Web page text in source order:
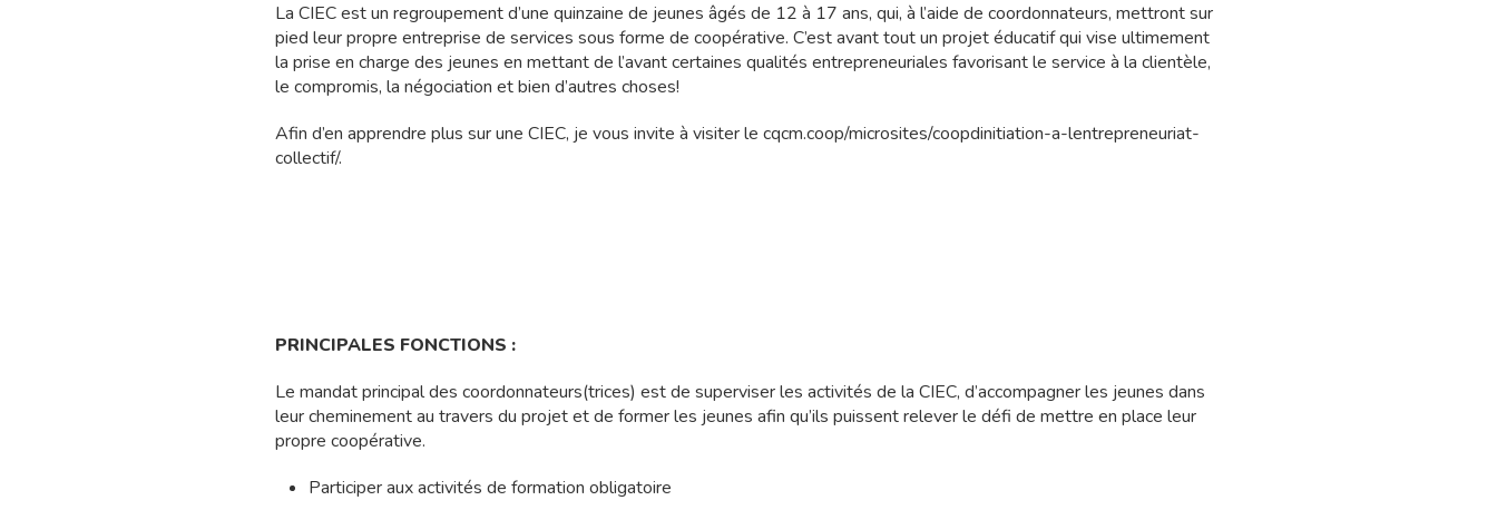
La CIEC est un regroupement d’une quinzaine de jeunes âgés de 12 à 17 ans, qui, à l’aide de coordonnateurs, mettront sur
pied leur propre entreprise de services sous forme de coopérative. C’est avant tout un projet éducatif qui vise ultimement
la prise en charge des jeunes en mettant de l’avant certaines qualités entrepreneuriales favorisant le service à la clientèle,
le compromis, la négociation et bien d’autres choses!
Afin d’en apprendre plus sur une CIEC, je vous invite à visiter le cqcm.coop/microsites/coopdinitiation-a-lentrepreneuriat-
collectif/.
PRINCIPALES FONCTIONS :
Le mandat principal des coordonnateurs(trices) est de superviser les activités de la CIEC, d’accompagner les jeunes dans
leur cheminement au travers du projet et de former les jeunes afin qu’ils puissent relever le défi de mettre en place leur
propre coopérative.
Participer aux activités de formation obligatoire